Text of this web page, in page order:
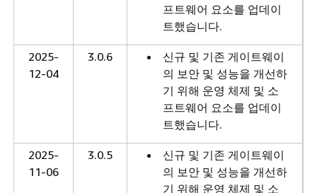
프트웨어 요소를 업데이
트했습니다.
2025-
12-04
3.0.6
신규 및 기존 게이트웨이
의 보안 및 성능을 개선하
기 위해 운영 체제 및 소
프트웨어 요소를 업데이
트했습니다.
2025-
11-06
3.0.5
신규 및 기존 게이트웨이
의 보안 및 성능을 개선하
기 위해 운영 체제 및 소